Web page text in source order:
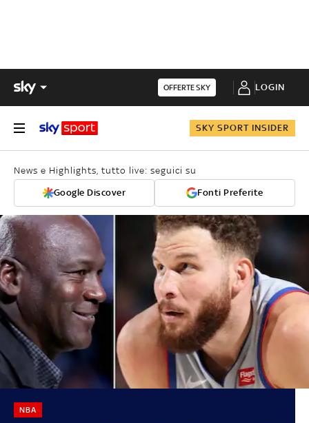
OFFERTE SKY LOGIN
SKY SPORT INSIDER
News e Highlights, tutto live: seguici su
Google Discover Fonti Preferite
NBA